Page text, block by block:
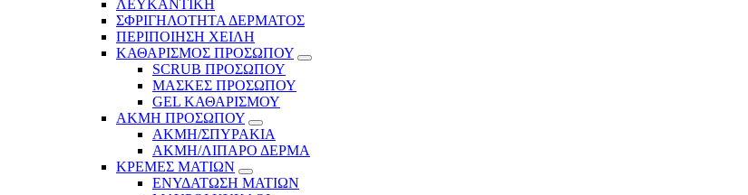
ΛΕΥΚΑΝΤΙΚΗ
ΣΦΡΙΓΗΛΟΤΗΤΑ ΔΕΡΜΑΤΟΣ
ΠΕΡΙΠΟΙΗΣΗ ΧΕΙΛΗ
ΚΑΘΑΡΙΣΜΟΣ ΠΡΟΣΩΠΟΥ
SCRUB ΠΡΟΣΩΠΟΥ
ΜΑΣΚΕΣ ΠΡΟΣΩΠΟΥ
GEL ΚΑΘΑΡΙΣΜΟΥ
ΑΚΜΗ ΠΡΟΣΩΠΟΥ
ΑΚΜΗ/ΣΠΥΡΑΚΙΑ
ΑΚΜΗ/ΛΙΠΑΡΟ ΔΕΡΜΑ
ΚΡΕΜΕΣ ΜΑΤΙΩΝ
ΕΝΥΔΑΤΩΣΗ ΜΑΤΙΩΝ